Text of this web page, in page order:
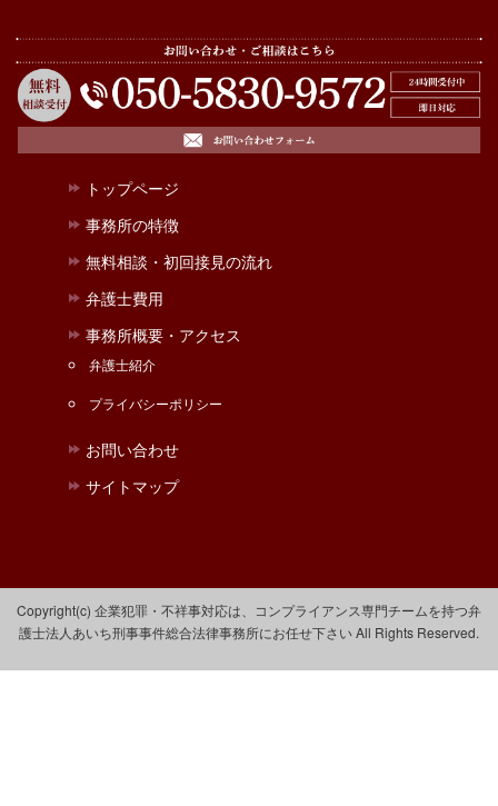
トップページ
事務所の特徴
無料相談・初回接見の流れ
弁護士費用
事務所概要・アクセス
弁護士紹介
プライバシーポリシー
お問い合わせ
サイトマップ
Copyright(c) 企業犯罪・不祥事対応は、コンプライアンス専門チームを持つ弁
護士法人あいち刑事事件総合法律事務所にお任せ下さい All Rights Reserved.